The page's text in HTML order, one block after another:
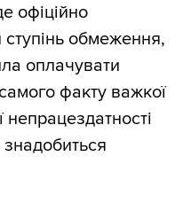
офіційно
ступінь обмеження,
оплачувати
факту важкої